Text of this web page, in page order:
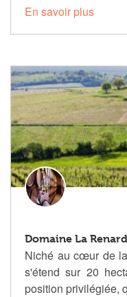
En savoir plus
Domaine La
Niché au cœur de
s'étend sur 20
position privilégiée,